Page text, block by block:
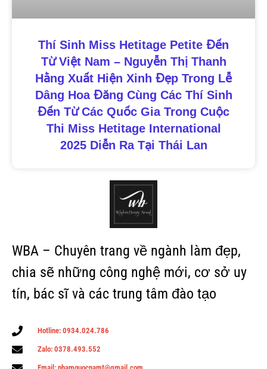
Thí Sinh Miss Hetitage Petite Đến
Từ Việt Nam – Nguyễn Thị Thanh
Hằng Xuất Hiện Xinh Đẹp Trong Lễ
Dâng Hoa Đăng Cùng Các Thí Sinh
Đến Từ Các Quốc Gia Trong Cuộc
Thi Miss Hetitage International
2025 Diễn Ra Tại Thái Lan
WBA – Chuyên trang về ngành làm đẹp,
chia sẽ những công nghệ mới, cơ sở uy
tín, bác sĩ và các trung tâm đào tạo
Hotline: 0934.024.786
Zalo: 0378.493.552